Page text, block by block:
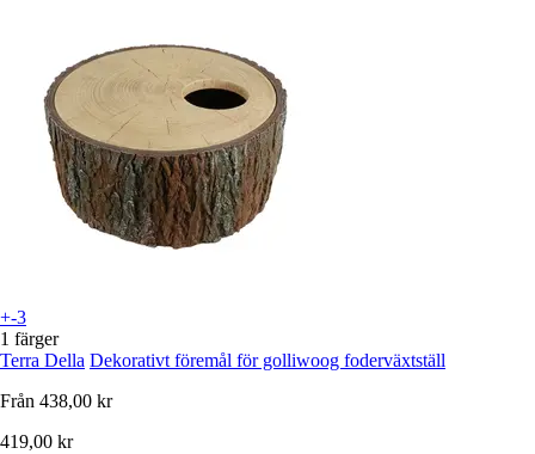
+-3
1 färger
Terra Della Dekorativt föremål för golliwoog foderväxtställ
Från 438,00 kr
419,00 kr